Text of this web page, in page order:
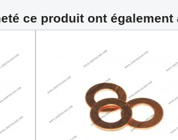
ce produit ont également